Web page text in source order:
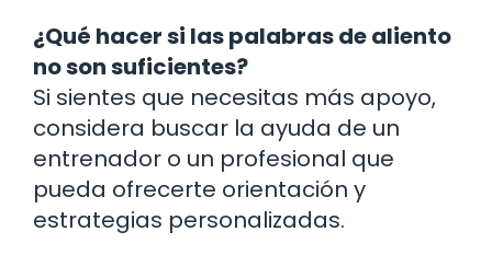
¿Qué hacer si las palabras de aliento
no son suficientes?
Si sientes que necesitas más apoyo,
considera buscar la ayuda de un
entrenador o un profesional que
pueda ofrecerte orientación y
estrategias personalizadas.